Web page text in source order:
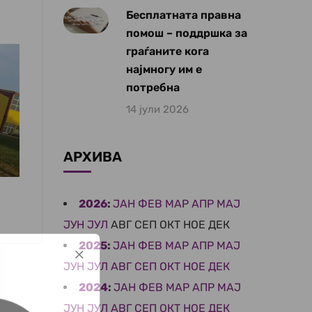
Бесплатната правна
помош – поддршка за
граѓаните кога
најмногу им е
потребна
14 јули 2026
АРХИВА
2026: ЈАН ФЕВ МАР АПР МАЈ
ЈУН ЈУЛ АВГ СЕП ОКТ НОЕ ДЕК
2025: ЈАН ФЕВ МАР АПР МАЈ
ЈУН ЈУЛ АВГ СЕП ОКТ НОЕ ДЕК
2024: ЈАН ФЕВ МАР АПР МАЈ
ЈУН ЈУЛ АВГ СЕП ОКТ НОЕ ДЕК